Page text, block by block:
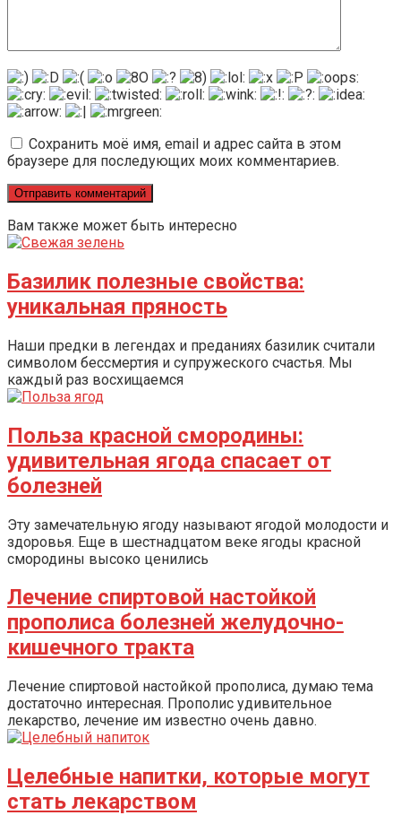
Сохранить моё имя, email и адрес сайта в этом
браузере для последующих моих комментариев.
Вам также может быть интересно
Базилик полезные свойства:
уникальная пряность
Наши предки в легендах и преданиях базилик считали
символом бессмертия и супружеского счастья. Мы
каждый раз восхищаемся
Польза красной смородины:
удивительная ягода спасает от
болезней
Эту замечательную ягоду называют ягодой молодости и
здоровья. Еще в шестнадцатом веке ягоды красной
смородины высоко ценились
Лечение спиртовой настойкой
прополиса болезней желудочно-
кишечного тракта
Лечение спиртовой настойкой прополиса, думаю тема
достаточно интересная. Прополис удивительное
лекарство, лечение им известно очень давно.
Целебные напитки, которые могут
стать лекарством